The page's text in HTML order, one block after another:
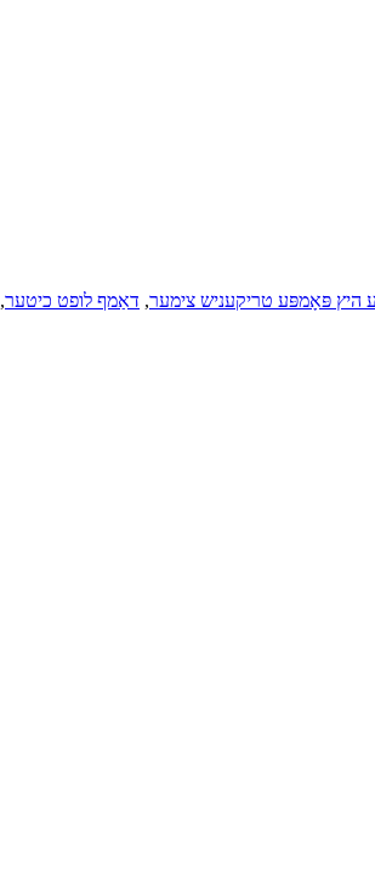
היץ פּאָמפּע טריקעניש צימער, דאַמף לופט כיטער,